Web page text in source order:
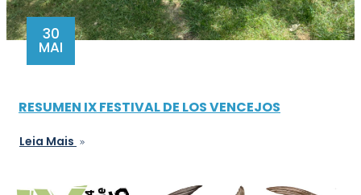
30
MAI
RESUMEN IX FESTIVAL DE LOS VENCEJOS
Leia Mais